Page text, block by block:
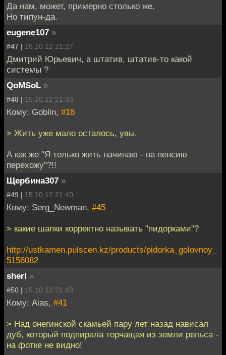
Да нам, может, примерно столько же.
Но типун-да.
eugene107 »
#47 | 15.10.12 21:27
Дмитрий Юрьевич, а штатив, штатив-то какой
системы ?
QoMSoL »
#48 | 15.10.12 21:33
Кому: Goblin, #18
> Жить уже мало осталось, увы.
А как же "Я только жить начинаю - на пенсию
перехожу"?!!
Щербина307 »
#49 | 15.10.12 21:40
Кому: Serg_Newman, #45
> какие шапки корректно называть "пидорками"?
http://ustkamen.pulscen.kz/products/pidorka_golovnoy_
5156082
sherl »
#50 | 15.10.12 21:43
Кому: Aias, #41
> Над онегинской скамьей пару лет назад нависал
дуб, который подпирала торчащая из земли рельса -
на фотке не видно!